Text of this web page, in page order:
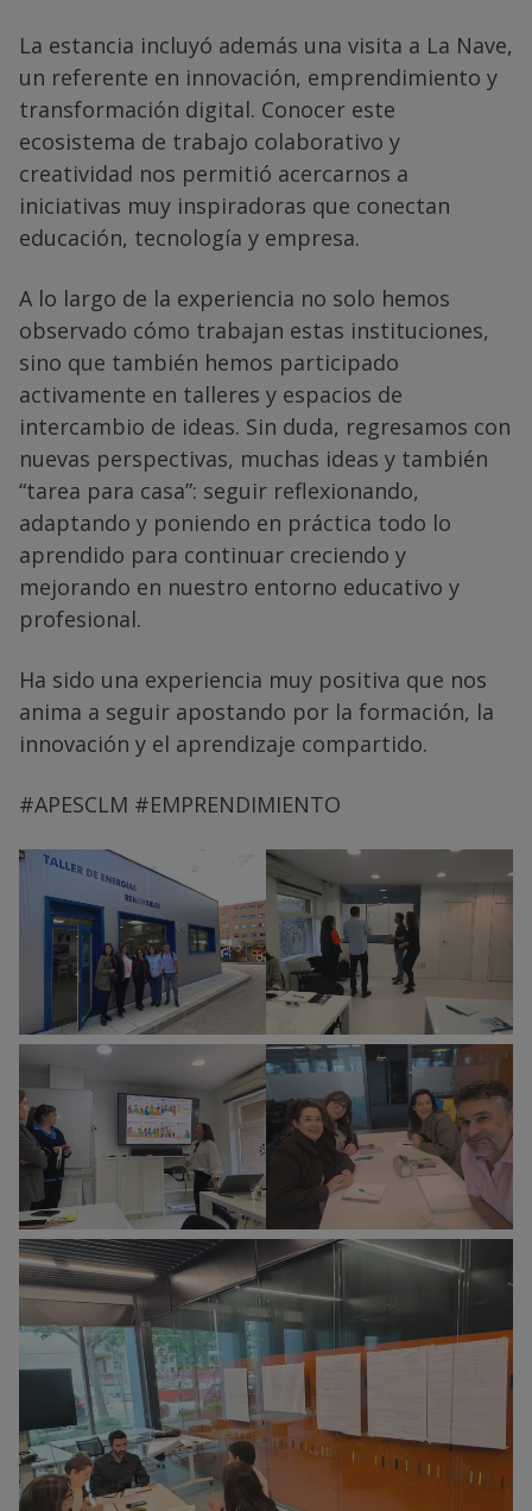
La estancia incluyó además una visita a La Nave,
un referente en innovación, emprendimiento y
transformación digital. Conocer este
ecosistema de trabajo colaborativo y
creatividad nos permitió acercarnos a
iniciativas muy inspiradoras que conectan
educación, tecnología y empresa.
A lo largo de la experiencia no solo hemos
observado cómo trabajan estas instituciones,
sino que también hemos participado
activamente en talleres y espacios de
intercambio de ideas. Sin duda, regresamos con
nuevas perspectivas, muchas ideas y también
“tarea para casa”: seguir reflexionando,
adaptando y poniendo en práctica todo lo
aprendido para continuar creciendo y
mejorando en nuestro entorno educativo y
profesional.
Ha sido una experiencia muy positiva que nos
anima a seguir apostando por la formación, la
innovación y el aprendizaje compartido.
#APESCLM #EMPRENDIMIENTO